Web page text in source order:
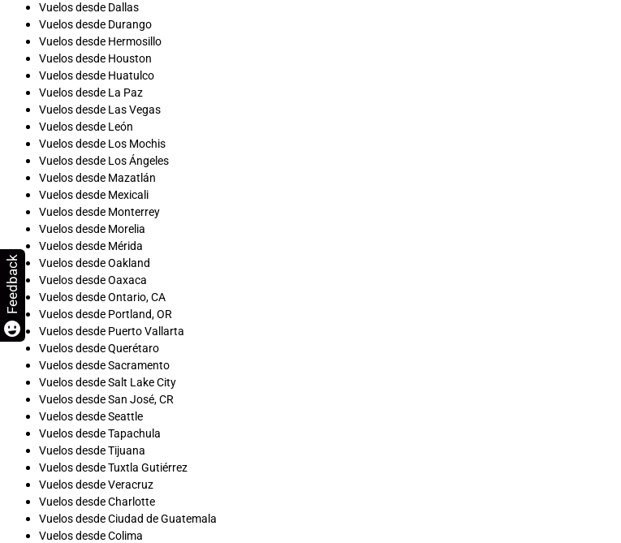
Vuelos desde Dallas
Vuelos desde Durango
Vuelos desde Hermosillo
Vuelos desde Houston
Vuelos desde Huatulco
Vuelos desde La Paz
Vuelos desde Las Vegas
Vuelos desde León
Vuelos desde Los Mochis
Vuelos desde Los Ángeles
Vuelos desde Mazatlán
Vuelos desde Mexicali
Vuelos desde Monterrey
Vuelos desde Morelia
Vuelos desde Mérida
Vuelos desde Oakland
Vuelos desde Oaxaca
Vuelos desde Ontario, CA
Vuelos desde Portland, OR
Vuelos desde Puerto Vallarta
Vuelos desde Querétaro
Vuelos desde Sacramento
Vuelos desde Salt Lake City
Vuelos desde San José, CR
Vuelos desde Seattle
Vuelos desde Tapachula
Vuelos desde Tijuana
Vuelos desde Tuxtla Gutiérrez
Vuelos desde Veracruz
Vuelos desde Charlotte
Vuelos desde Ciudad de Guatemala
Vuelos desde Colima
Feedback